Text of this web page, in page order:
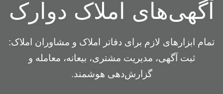
آگهی‌های املاک دوارک
تمام ابزارهای لازم برای دفاتر املاک و مشاوران املاک:
ثبت آگهی، مدیریت مشتری، بیعانه، معامله و
گزارش‌دهی هوشمند.